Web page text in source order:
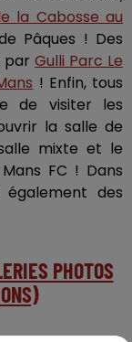
la Cabosse au
Pâques ! Des
par Gulli Parc Le
! Enfin, tous
de visiter les
la salle de
mixte et le
FC ! Dans
des
PHOTOS